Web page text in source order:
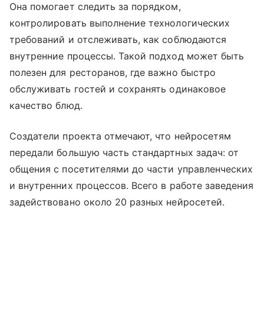
Она помогает следить за порядком,
контролировать выполнение технологических
требований и отслеживать, как соблюдаются
внутренние процессы. Такой подход может быть
полезен для ресторанов, где важно быстро
обслуживать гостей и сохранять одинаковое
качество блюд.
Создатели проекта отмечают, что нейросетям
передали большую часть стандартных задач: от
общения с посетителями до части управленческих
и внутренних процессов. Всего в работе заведения
задействовано около 20 разных нейросетей.